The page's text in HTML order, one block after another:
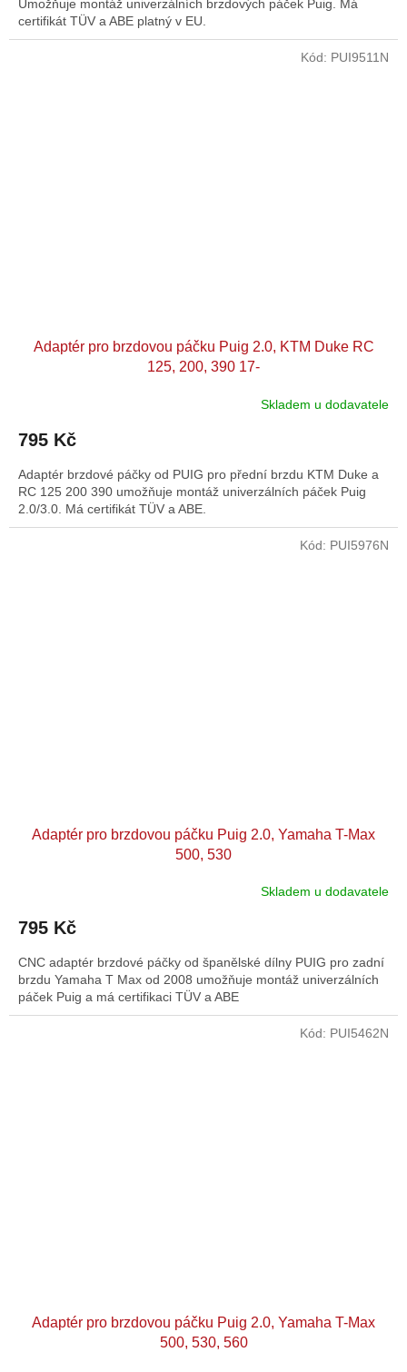
Umožňuje montáž univerzálních brzdových páček Puig. Má
certifikát TÜV a ABE platný v EU.
Adaptér pro brzdovou páčku Puig 2.0, KTM Duke RC
125, 200, 390 17-
Skladem u dodavatele
795 Kč
Adaptér brzdové páčky od PUIG pro přední brzdu KTM Duke a
RC 125 200 390 umožňuje montáž univerzálních páček Puig
2.0/3.0. Má certifikát TÜV a ABE.
Kód: PUI9511N
Adaptér pro brzdovou páčku Puig 2.0, Yamaha T-Max
500, 530
Skladem u dodavatele
795 Kč
CNC adaptér brzdové páčky od španělské dílny PUIG pro zadní
brzdu Yamaha T Max od 2008 umožňuje montáž univerzálních
páček Puig a má certifikaci TÜV a ABE
Kód: PUI5976N
Adaptér pro brzdovou páčku Puig 2.0, Yamaha T-Max
500, 530, 560
Kód: PUI5462N